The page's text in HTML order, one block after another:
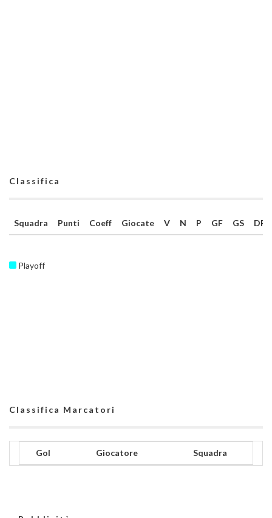
Classifica
Squadra Punti Coeff Giocate V N P GF GS DR
Playoff
Classifica Marcatori
Gol Giocatore Squadra